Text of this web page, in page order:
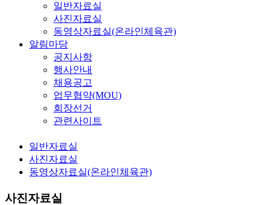
일반자료실
사진자료실
동영상자료실(온라인체육관)
알림마당
공지사항
행사안내
채용공고
업무협약(MOU)
회장선거
관련사이트
일반자료실
사진자료실
동영상자료실(온라인체육관)
사진자료실